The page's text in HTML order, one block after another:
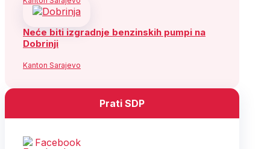
Neće biti izgradnje benzinskih pumpi na
Dobrinji
Kanton Sarajevo
Prati SDP
Facebook